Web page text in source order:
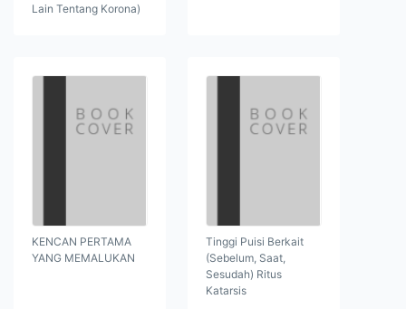
Lain Tentang Korona)
KENCAN PERTAMA
YANG MEMALUKAN
Tinggi Puisi Berkait
(Sebelum, Saat,
Sesudah) Ritus
Katarsis